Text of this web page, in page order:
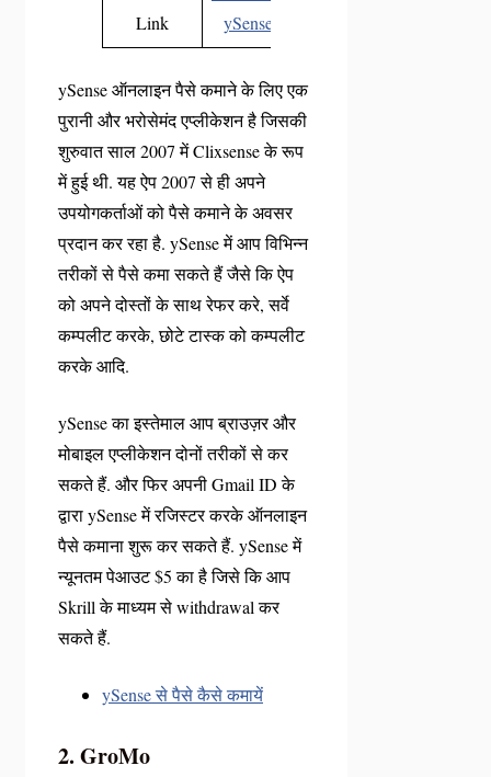
Link
ySense
ySense ऑनलाइन पैसे कमाने के लिए एक
पुरानी और भरोसेमंद एप्लीकेशन है जिसकी
शुरुवात साल 2007 में Clixsense के रूप
में हुई थी. यह ऐप 2007 से ही अपने
उपयोगकर्ताओं को पैसे कमाने के अवसर
प्रदान कर रहा है. ySense में आप विभिन्न
तरीकों से पैसे कमा सकते हैं जैसे कि ऐप
को अपने दोस्तों के साथ रेफर करे, सर्वे
कम्पलीट करके, छोटे टास्क को कम्पलीट
करके आदि.
ySense का इस्तेमाल आप ब्राउज़र और
मोबाइल एप्लीकेशन दोनों तरीकों से कर
सकते हैं. और फिर अपनी Gmail ID के
द्वारा ySense में रजिस्टर करके ऑनलाइन
पैसे कमाना शुरू कर सकते हैं. ySense में
न्यूनतम पेआउट $5 का है जिसे कि आप
Skrill के माध्यम से withdrawal कर
सकते हैं.
ySense से पैसे कैसे कमायें
2. GroMo